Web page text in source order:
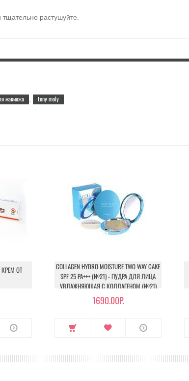
растушуйте.
макияжа tony moly
КРЕМ ОТ
COLLAGEN HYDRO MOISTURE TWO WAY CAKE
SPF 25 PA+++ (№21) - ПУДРА ДЛЯ ЛИЦА
УВЛАЖНЯЮЩАЯ С КОЛЛАГЕНОМ (№21)
1690.00Р.